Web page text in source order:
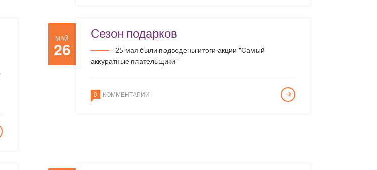
МАЙ
26
Сезон подарков
25 мая были подведены итоги акции "Самый
аккуратные плательщики"
0 КОММЕНТАРИИ